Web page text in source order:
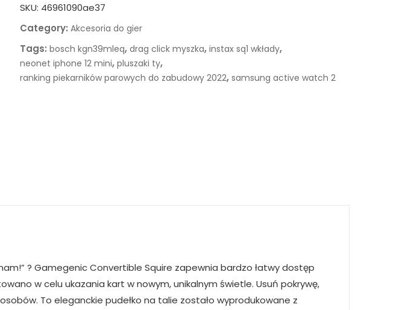
SKU: 46961090ae37
Category: Akcesoria do gier
Tags: bosch kgn39mleq, drag click myszka, instax sq1 wkłady,
neonet iphone 12 mini, pluszaki ty,
ranking piekarników parowych do zabudowy 2022, samsung active watch 2
? Gamegenic Convertible Squire zapewnia bardzo łatwy dostęp
w celu ukazania kart w nowym, unikalnym świetle. Usuń pokrywę,
To eleganckie pudełko na talie zostało wyprodukowane z